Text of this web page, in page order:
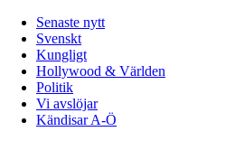
Senaste nytt
Svenskt
Kungligt
Hollywood & Världen
Politik
Vi avslöjar
Kändisar A-Ö